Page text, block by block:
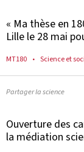
« Ma thèse en
Lille le 28 mai
MT180 Science et
Partager la science
Ouverture des
la médiation